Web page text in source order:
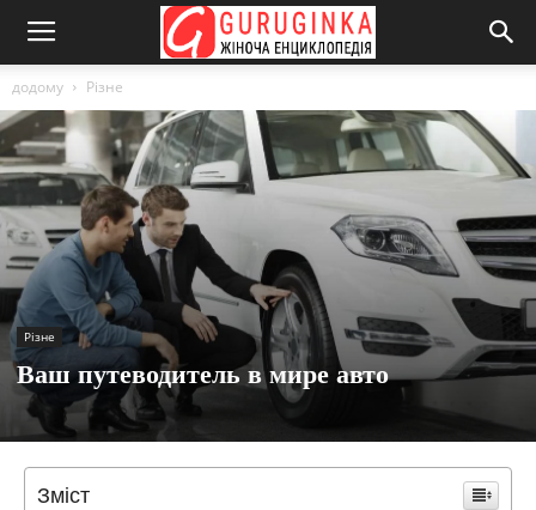
додому Різне
Різне
Ваш путеводитель в мире авто
Зміст